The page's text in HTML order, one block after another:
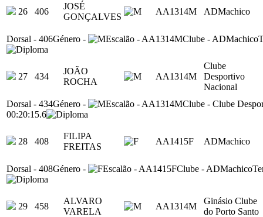
26 406
JOSÉ
GONÇALVES
AA1314M ADMachico
Dorsal - 406Género - Escalão - AA1314MClube - ADMachico
27 434
JOÃO
ROCHA
AA1314M
Clube
Desportivo
Nacional
Dorsal - 434Género - Escalão - AA1314MClube - Clube
00:20:15.6
28 408
FILIPA
FREITAS
AA1415F ADMachico
Dorsal - 408Género - Escalão - AA1415FClube - ADMachico
29 458
ALVARO
VARELA
AA1314M
Ginásio Clube
do Porto Santo